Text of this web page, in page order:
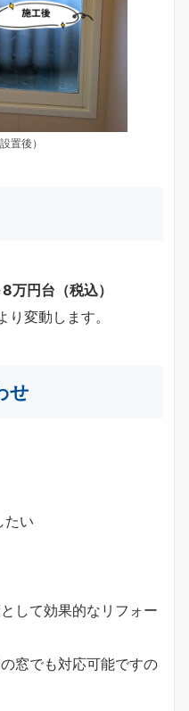
置後）
万円台（税込）
変動します。
せ
たい
して効果的なリフォー
窓でも対応可能ですの